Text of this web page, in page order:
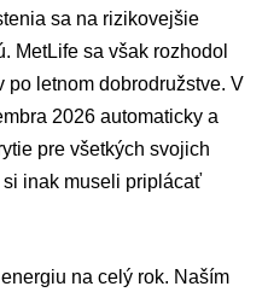
sa na rizikovejšie
MetLife sa však rozhodol
po letnom dobrodružstve. V
2026 automaticky a
pre všetkých svojich
si inak museli priplácať
na celý rok. Naším